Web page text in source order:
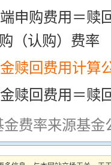
申购费用＝赎
（认购）费率
赎回费用计算
赎回费用＝赎
金费率来源基